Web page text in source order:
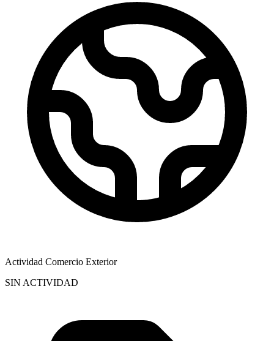
Actividad Comercio Exterior
SIN ACTIVIDAD